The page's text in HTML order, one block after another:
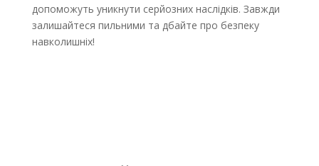
допоможуть уникнути серйозних наслідків. Завжди
залишайтеся пильними та дбайте про безпеку
навколишніх!